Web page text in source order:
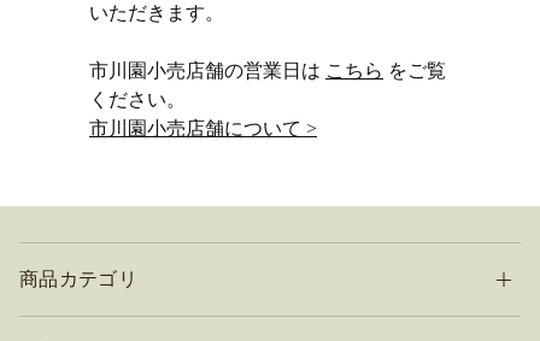
いただきます。
市川園小売店舗の営業日は こちら をご覧
ください。
市川園小売店舗について >
商品カテゴリ